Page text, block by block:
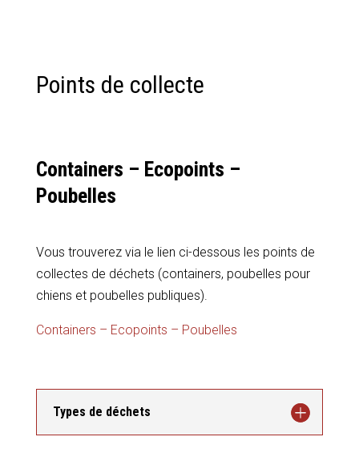
Points de collecte
Containers – Ecopoints –
Poubelles
Vous trouverez via le lien ci-dessous les points de
collectes de déchets (containers, poubelles pour
chiens et poubelles publiques).
Containers – Ecopoints – Poubelles
Types de déchets